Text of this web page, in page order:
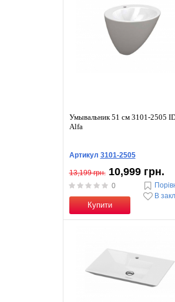
Умывальник 51 см 3101-2505
Alfa
Артикул 3101-2505
13,199 грн. 10,999 грн.
0
Купити
В